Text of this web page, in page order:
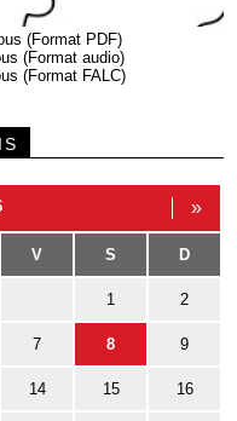
(Format PDF)
(Format audio)
(Format FALC)
»
V S D
1 2
7 8 9
14 15 16